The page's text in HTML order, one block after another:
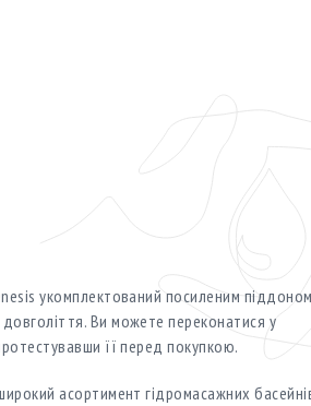
укомплектований посиленим
Ви можете переконатися у
її перед покупкою.
асортимент гідромасажних